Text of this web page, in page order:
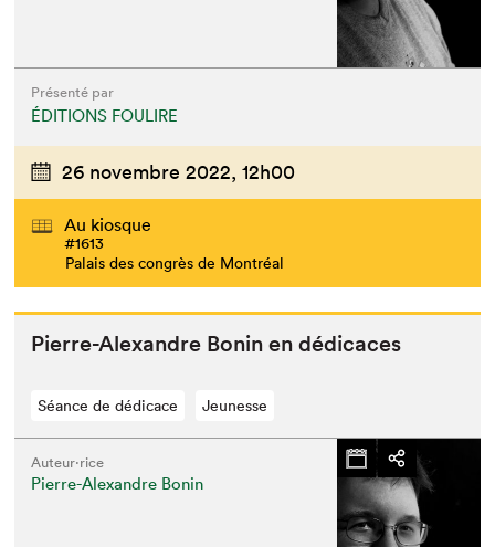
Présenté par
ÉDITIONS FOULIRE
26 novembre 2022, 12h00
Au kiosque
#1613
Palais des congrès de Montréal
Pierre-Alexan­dre Bonin en dédicaces
Séance de dédicace Jeunesse
Auteur·rice
Pierre-Alexandre Bonin